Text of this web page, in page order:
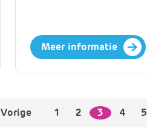
Meer informatie
Vorige 1 2 3 4 5